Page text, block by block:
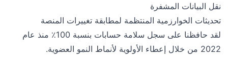
نقل البيانات المشفرة
تحديثات الخوارزمية المنتظمة لمطابقة تغييرات المنصة
لقد حافظنا على سجل سلامة حسابات بنسبة 100٪ منذ عام
2022 من خلال إعطاء الأولوية لأنماط النمو العضوية.